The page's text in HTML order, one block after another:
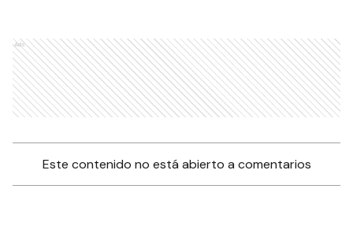
Ads
Este contenido no está abierto a comentarios